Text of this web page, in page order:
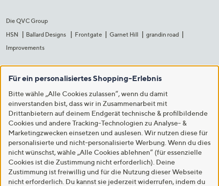
Die QVC Group
HSN
Ballard Designs Frontgate Garnet Hill
grandin road
Improvements
Für ein personalisiertes Shopping-Erlebnis
Bitte wähle „Alle Cookies zulassen“, wenn du damit
einverstanden bist, dass wir in Zusammenarbeit mit
Drittanbietern auf deinem Endgerät technische & profilbildende
Cookies und andere Tracking-Technologien zu Analyse- &
Marketingzwecken einsetzen und auslesen. Wir nutzen diese für
personalisierte und nicht-personalisierte Werbung. Wenn du dies
nicht wünschst, wähle „Alle Cookies ablehnen“ (für essenzielle
Cookies ist die Zustimmung nicht erforderlich). Deine
Zustimmung ist freiwillig und für die Nutzung dieser Webseite
nicht erforderlich. Du kannst sie jederzeit widerrufen, indem du